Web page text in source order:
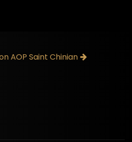
AOP Saint Chinian